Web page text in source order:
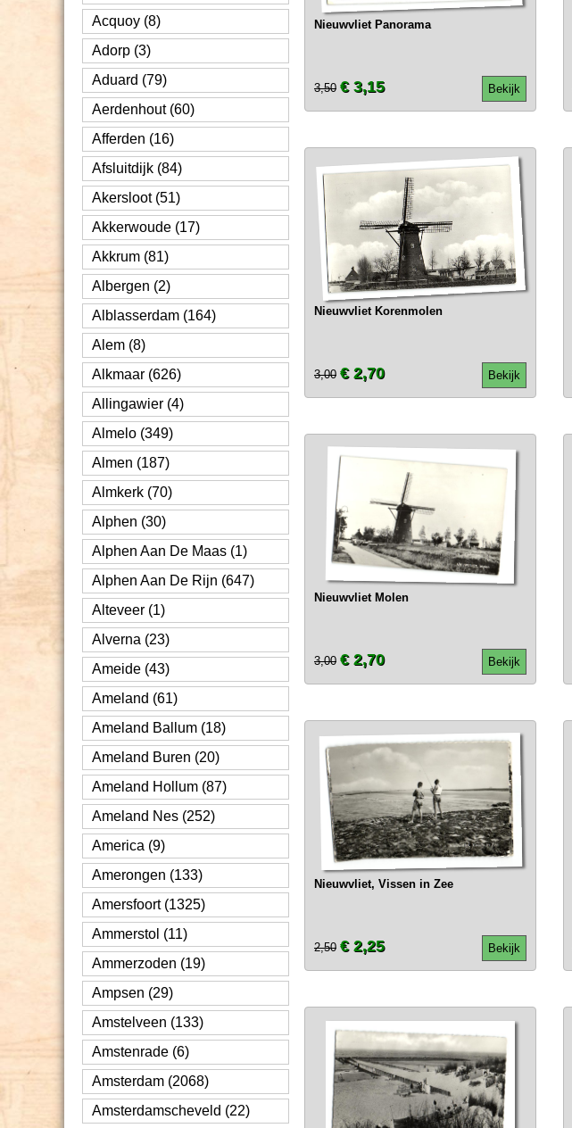
Acquoy (8)
Adorp (3)
Aduard (79)
Aerdenhout (60)
Afferden (16)
Afsluitdijk (84)
Akersloot (51)
Akkerwoude (17)
Akkrum (81)
Albergen (2)
Alblasserdam (164)
Alem (8)
Alkmaar (626)
Allingawier (4)
Almelo (349)
Almen (187)
Almkerk (70)
Alphen (30)
Alphen Aan De Maas (1)
Alphen Aan De Rijn (647)
Alteveer (1)
Alverna (23)
Ameide (43)
Ameland (61)
Ameland Ballum (18)
Ameland Buren (20)
Ameland Hollum (87)
Ameland Nes (252)
America (9)
Amerongen (133)
Amersfoort (1325)
Ammerstol (11)
Ammerzoden (19)
Ampsen (29)
Amstelveen (133)
Amstenrade (6)
Amsterdam (2068)
Amsterdamscheveld (22)
Nieuwvliet Panorama
Bekijk
3,50 € 3,15
Nieuwvliet Korenmolen
Bekijk
3,00 € 2,70
Nieuwvliet Molen
Bekijk
3,00 € 2,70
Nieuwvliet, Vissen in Zee
Bekijk
2,50 € 2,25